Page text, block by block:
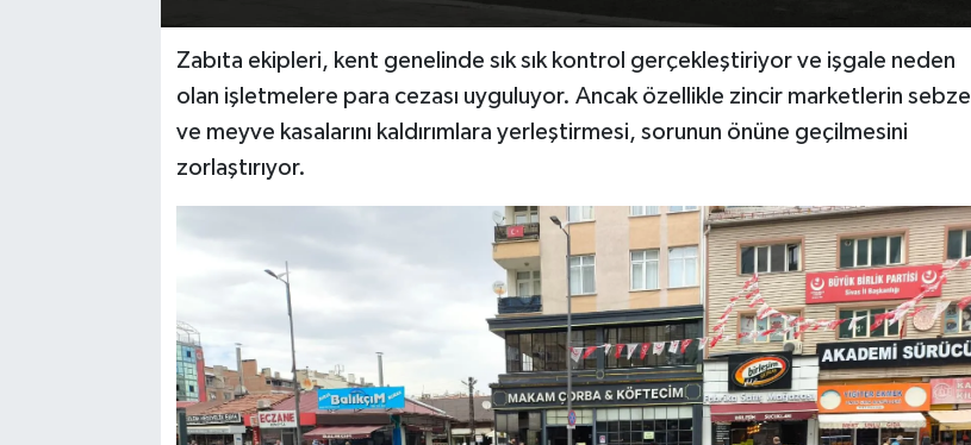
Zabıta ekipleri, kent genelinde sık sık kontrol gerçekleştiriyor ve işgale neden
olan işletmelere para cezası uyguluyor. Ancak özellikle zincir marketlerin sebze
ve meyve kasalarını kaldırımlara yerleştirmesi, sorunun önüne geçilmesini
zorlaştırıyor.